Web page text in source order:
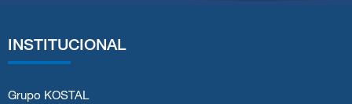
INSTITUCIONAL
Grupo KOSTAL